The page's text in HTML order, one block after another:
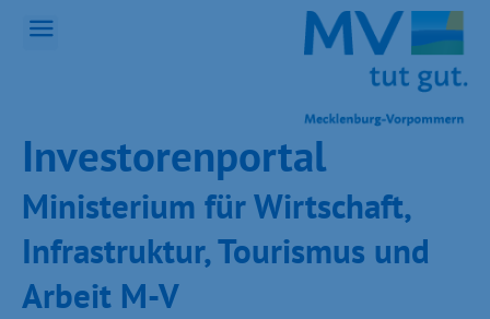
Inves­toren­por­tal
Ministeri­um für Wirt­schaft,
Infra­struk­tur, Tou­ris­mus und
Ar­beit M-V